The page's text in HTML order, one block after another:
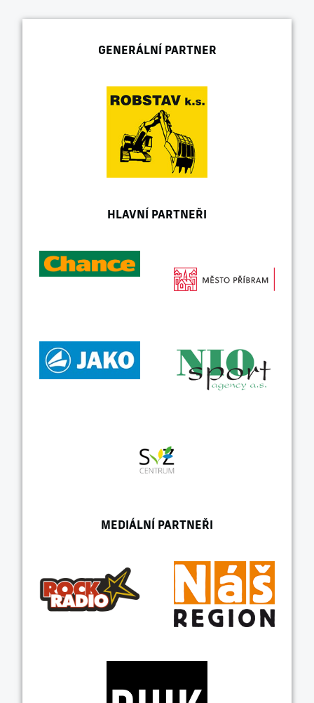
GENERÁLNÍ PARTNER
HLAVNÍ PARTNEŘI
MEDIÁLNÍ PARTNEŘI